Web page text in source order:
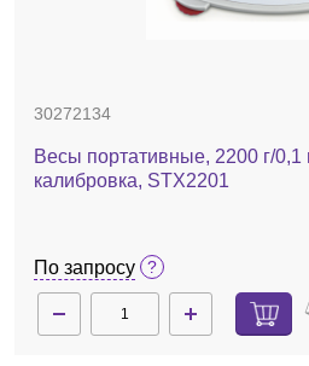
30272134
Весы портативные, 2200 г/0,1
калибровка, STX2201
По запросу